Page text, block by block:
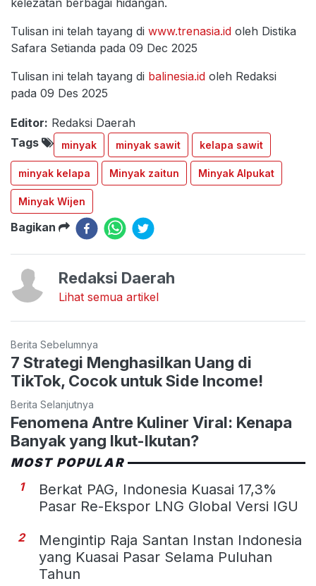
kelezatan berbagai hidangan.
Tulisan ini telah tayang di www.trenasia.id oleh Distika
Safara Setianda pada 09 Dec 2025
Tulisan ini telah tayang di balinesia.id oleh Redaksi
pada 09 Des 2025
Editor: Redaksi Daerah
Tags
minyak minyak sawit kelapa sawit
minyak kelapa Minyak zaitun Minyak Alpukat
Minyak Wijen
Bagikan
Redaksi Daerah
Lihat semua artikel
Berita Sebelumnya
7 Strategi Menghasilkan Uang di
TikTok, Cocok untuk Side Income!
Berita Selanjutnya
Fenomena Antre Kuliner Viral: Kenapa
Banyak yang Ikut-Ikutan?
MOST POPULAR
1
Berkat PAG, Indonesia Kuasai 17,3%
Pasar Re-Ekspor LNG Global Versi IGU
2
Mengintip Raja Santan Instan Indonesia
yang Kuasai Pasar Selama Puluhan
Tahun